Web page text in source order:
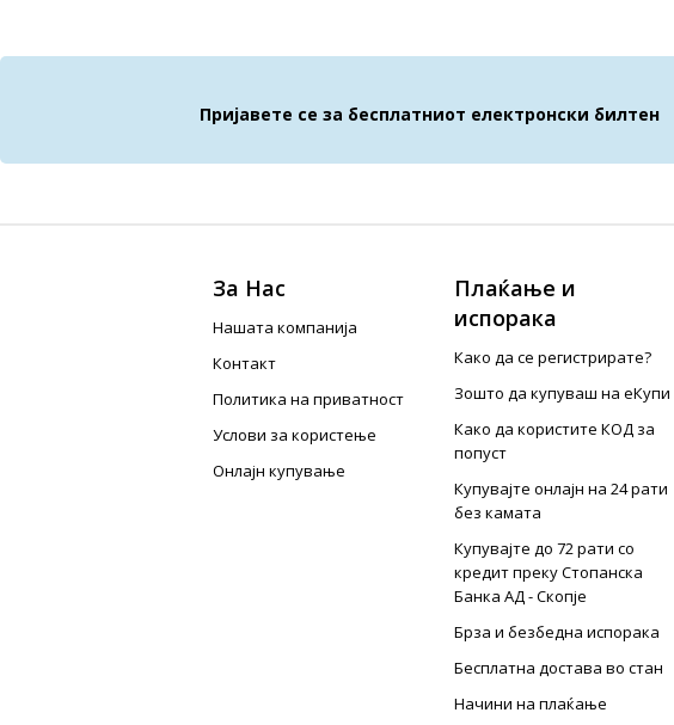
Пријавете се за бесплатниот електронски билтен
За Нас
Нашата компанија
Контакт
Политика на приватност
Услови за користење
Онлајн купување
Плаќање и
испорака
Како да се регистрирате?
Зошто да купуваш на еКупи
Како да користите КОД за
попуст
Купувајте онлајн на 24 рати
без камата
Купувајте до 72 рати со
кредит преку Стопанска
Банка АД - Скопје
Брза и безбедна испорака
Бесплатна достава во стан
Начини на плаќање